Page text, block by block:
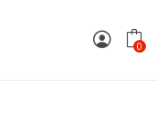
0
e 33A3068887 Da